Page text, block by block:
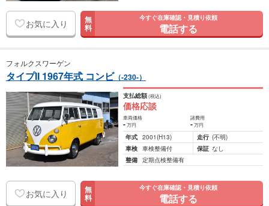
お気に入り 無
料
今すぐ在庫確認・見積り依頼
電話する
フォルクスワーゲン
タイプII 1967年式 コンビ（-230-）
支払総額(税込)
価格応談
車両価格
-万円
諸費用
- 万円
年式 2001(H13) 走行 (不明)
車検 車検整備付 保証 なし
整備 定期点検整備有
お気に入り 無
料
今すぐ在庫確認・見積り依頼
電話する